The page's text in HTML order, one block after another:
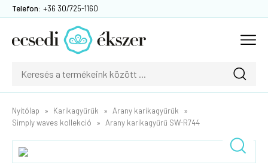
Telefon: +36 30/725-1160
Nyitólap Karikagyűrűk
Arany karikagyűrűk
Simply waves kollekció
Arany karikagyűrű SW-R744